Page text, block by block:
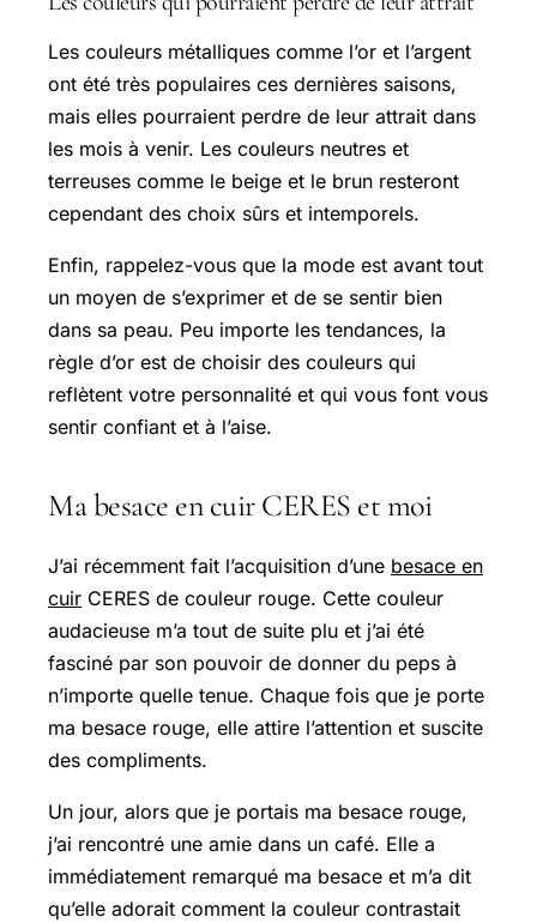
Les couleurs métalliques comme l’or et l’argent
ont été très populaires ces dernières saisons,
mais elles pourraient perdre de leur attrait dans
les mois à venir. Les couleurs neutres et
terreuses comme le beige et le brun resteront
cependant des choix sûrs et intemporels.
Enfin, rappelez-vous que la mode est avant tout
un moyen de s’exprimer et de se sentir bien
dans sa peau. Peu importe les tendances, la
règle d’or est de choisir des couleurs qui
reflètent votre personnalité et qui vous font vous
sentir confiant et à l’aise.
Ma besace en cuir CERES et moi
J’ai récemment fait l’acquisition d’une besace en
cuir CERES de couleur rouge. Cette couleur
audacieuse m’a tout de suite plu et j’ai été
fasciné par son pouvoir de donner du peps à
n’importe quelle tenue. Chaque fois que je porte
ma besace rouge, elle attire l’attention et suscite
des compliments.
Un jour, alors que je portais ma besace rouge,
j’ai rencontré une amie dans un café. Elle a
immédiatement remarqué ma besace et m’a dit
qu’elle adorait comment la couleur contrastait